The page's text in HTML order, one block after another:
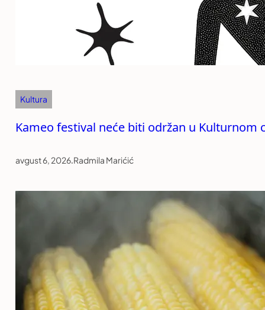
Kultura
Kameo festival neće biti održan u Kulturnom
avgust 6, 2026.Radmila Marićić